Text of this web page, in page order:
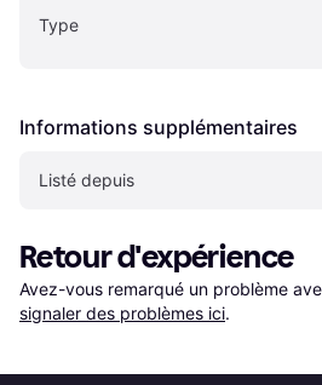
Type
Informations supplémentaires
Listé depuis
Retour d'expérience
Avez-vous remarqué un problème
signaler des problèmes ici.